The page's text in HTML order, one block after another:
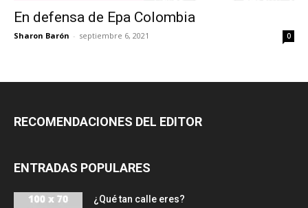
En defensa de Epa Colombia
Sharon Barón - septiembre 6, 2021 0
RECOMENDACIONES DEL EDITOR
ENTRADAS POPULARES
¿Qué tan calle eres?